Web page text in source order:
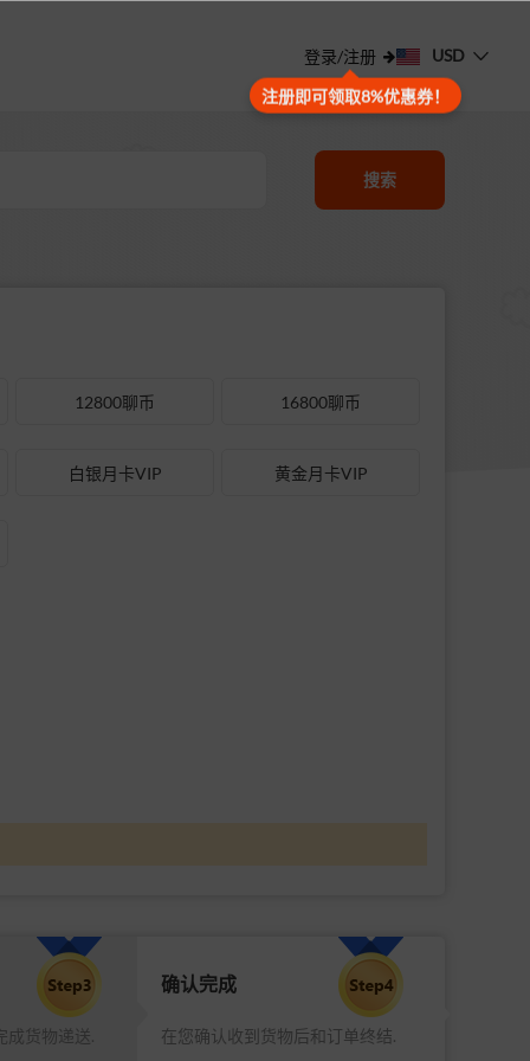
登录/注册
注册即可领取8%优惠券！
USD
搜索
12800聊币 16800聊币
白银月卡VIP 黄金月卡VIP
货物递送.
确认完成
在您确认收到货物后和订单终结.